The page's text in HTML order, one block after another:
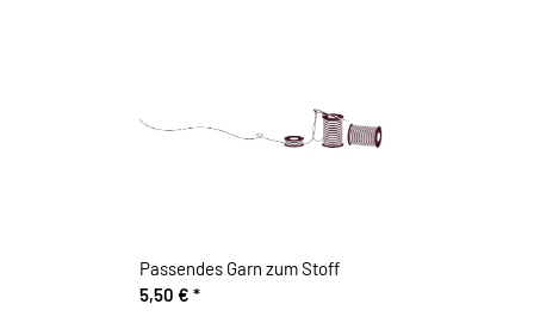
Passendes Garn zum Stoff
5,50 € *